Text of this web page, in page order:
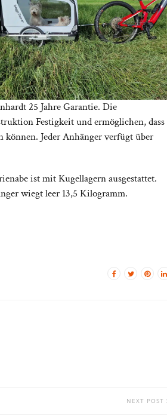
25 Jahre Garantie. Die
Festigkeit und ermöglichen, dass
Jeder Anhänger verfügt über
ist mit Kugellagern ausgestattet.
wiegt leer 13,5 Kilogramm.
NEXT POST